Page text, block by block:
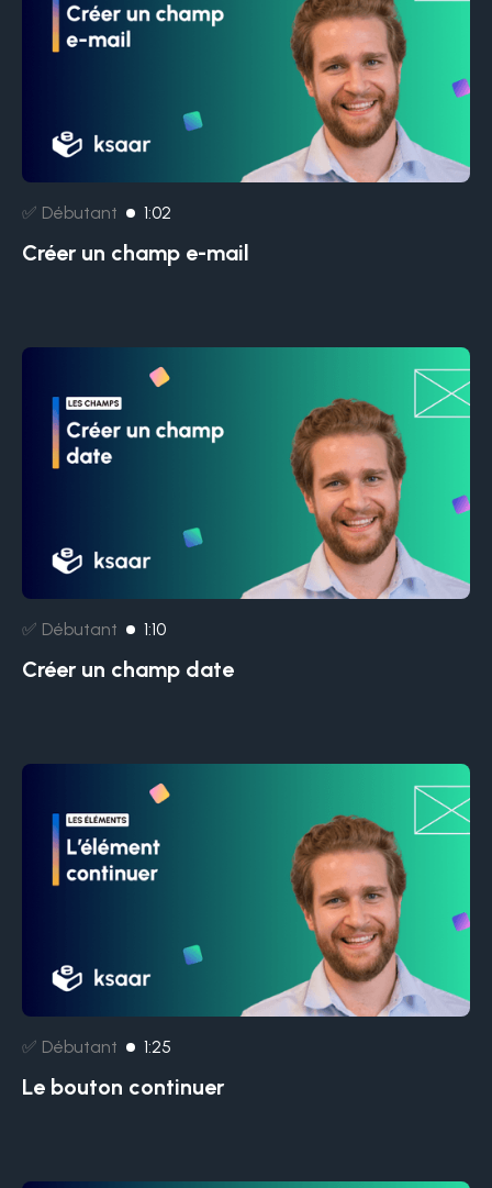
✅ Débutant 1:02
Créer un champ e-mail
✅ Débutant 1:10
Créer un champ date
✅ Débutant 1:25
Le bouton continuer